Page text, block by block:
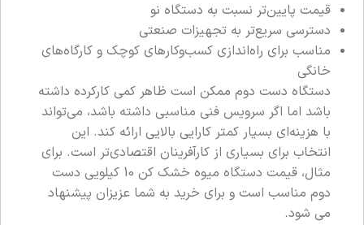
قیمت پایین‌تر نسبت به دستگاه نو
دسترسی سریع‌تر به تجهیزات صنعتی
مناسب برای راه‌اندازی کسب‌وکارهای کوچک و کارگاه‌های
خانگی
دستگاه دست دوم ممکن است ظاهر کمی کارکرده داشته
باشد اما اگر سرویس فنی مناسبی داشته باشد، می‌تواند
با هزینه‌ای بسیار کمتر کارایی بالایی ارائه کند. این
انتخاب برای بسیاری از کارآفرینان اقتصادی‌تر است. برای
مثال، قیمت دستگاه میوه خشک کن 10 کیلویی دست
دوم مناسب است و برای خرید به شما عزیزان پیشنهاد
می شود.